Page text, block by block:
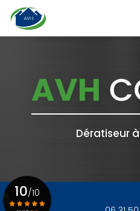
au
contenu
principal
Dératiseur
10/10